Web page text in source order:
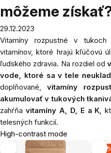
môžeme
29.12.2023
Vitamíny rozpustné v tukoch
vitamínov, ktoré hrajú kľúčovú
ľudského zdravia. Na rozdiel od
vode, ktoré sa v tele
doplňované, vitamíny
akumulovať v tukových
zahŕňa vitamíny A, D, E a K,
telesných funkcií.
High-contrast mode
-14